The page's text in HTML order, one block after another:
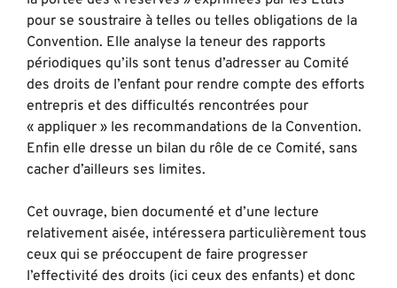
pour se soustraire à telles ou telles obligations de la
Convention. Elle analyse la teneur des rapports
périodiques qu’ils sont tenus d’adresser au Comité
des droits de l’enfant pour rendre compte des efforts
entrepris et des difficultés rencontrées pour
« appliquer » les recommandations de la Convention.
Enfin elle dresse un bilan du rôle de ce Comité, sans
cacher d’ailleurs ses limites.
Cet ouvrage, bien documenté et d’une lecture
relativement aisée, intéressera particulièrement tous
ceux qui se préoccupent de faire progresser
l’effectivité des droits (ici ceux des enfants) et donc